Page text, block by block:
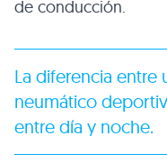
de conducción.
La diferencia entre
neumático
entre día y noche.